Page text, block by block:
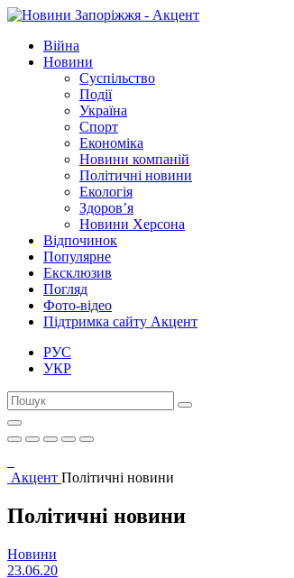
Війна
Новини
Суспільство
Події
Україна
Спорт
Економіка
Новини компаній
Політичні новини
Екологія
Здоров’я
Новини Херсона
Відпочинок
Популярне
Ексклюзив
Погляд
Фото-відео
Підтримка сайту Акцент
РУС
УКР
Акцент Політичні новини
Політичні новини
Новини
23.06.20